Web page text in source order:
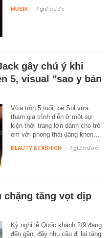
MUSIK - 7 giờ trước
gây chú ý khi
5, visual "sao y bản
Vừa tròn 5 tuổi, bé Sol vừa
tham gia trình diễn ở một sự
kiện thời trang lớn dành cho trẻ
em với phong thái đáng khen…
BEAUTY & FASHION - 7 giờ trước
chặng tăng vọt dịp
Kỳ nghỉ lễ Quốc khánh 2/9 đang
đến gần, đẩy nhu cầu đi lại tăng